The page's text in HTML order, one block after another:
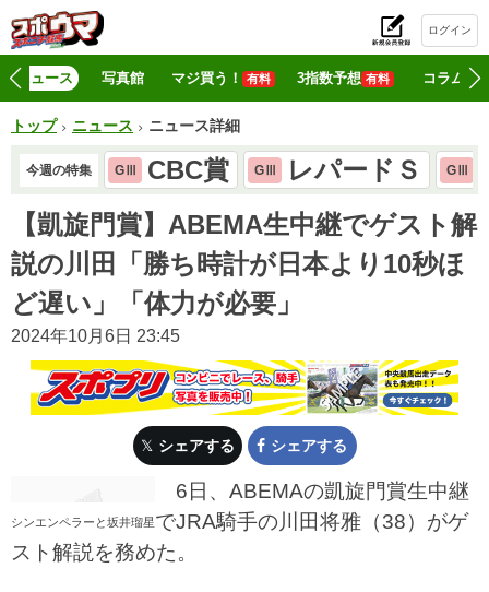
ログイン
ニュース 写真館 マジ買う！ 有料 3指数予想 有料 コラム
トップ ニュース ニュース詳細
今週の特集 GⅢ CBC賞 GⅢ レパードＳ GⅢ
【凱旋門賞】ABEMA生中継でゲスト解
説の川田「勝ち時計が日本より10秒ほ
ど遅い」「体力が必要」
2024年10月6日 23:45
シェアする シェアする
シンエンペラーと坂井瑠星
6日、ABEMAの凱旋門賞生中継
でJRA騎手の川田将雅（38）がゲ
スト解説を務めた。